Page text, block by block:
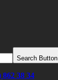
Search Button
862 38 34